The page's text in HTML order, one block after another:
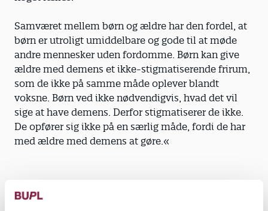
Samværet mellem børn og ældre har den fordel, at
børn er utroligt umiddelbare og gode til at møde
andre mennesker uden fordomme. Børn kan give
ældre med demens et ikke-stigmatiserende frirum,
som de ikke på samme måde oplever blandt
voksne. Børn ved ikke nødvendigvis, hvad det vil
sige at have demens. Derfor stigmatiserer de ikke.
De opfører sig ikke på en særlig måde, fordi de har
med ældre med demens at gøre.«
Henning Kirk, aldringsforsker, dr.med. og formand